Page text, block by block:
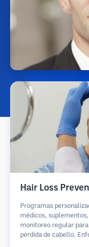
Hair Loss
Programas
médicos,
monitoreo regular
pérdida de cabello.